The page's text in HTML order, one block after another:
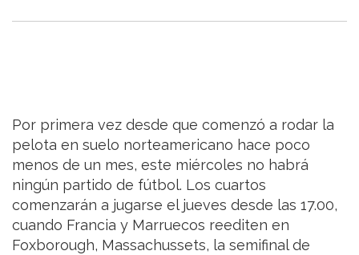
Por primera vez desde que comenzó a rodar la
pelota en suelo norteamericano hace poco
menos de un mes, este miércoles no habrá
ningún partido de fútbol. Los cuartos
comenzarán a jugarse el jueves desde las 17.00,
cuando Francia y Marruecos reediten en
Foxborough, Massachussets, la semifinal de